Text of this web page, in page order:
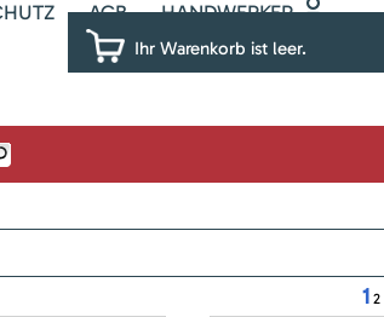
AGB HANDWERKER
Ihr Warenkorb ist leer.
1 2